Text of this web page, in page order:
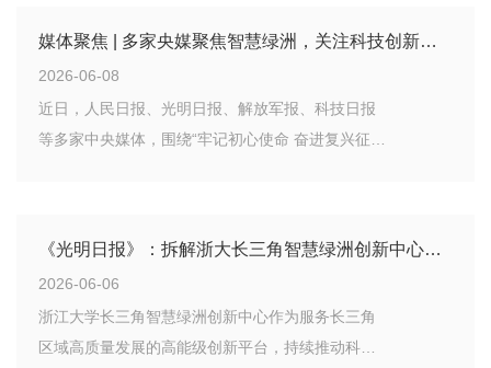
媒体聚焦 | 多家央媒聚焦智慧绿洲，关注科技创新与产业融合
2026-06-08
近日，人民日报、光明日报、解放军报、科技日报
等多家中央媒体，围绕“牢记初心使命 奋进复兴征
《光明日报》：拆解浙大长三角智慧绿洲创新中心的“助企方程式”
2026-06-06
浙江大学长三角智慧绿洲创新中心作为服务长三角
区域高质量发展的高能级创新平台，持续推动科研